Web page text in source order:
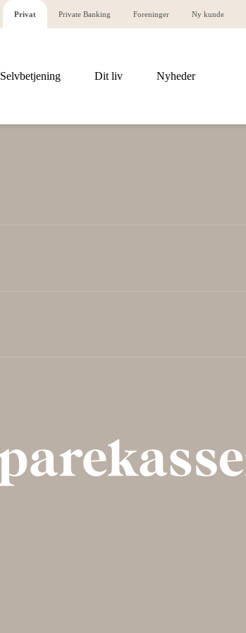
Privat Private Banking Foreninger Ny kunde
Selvbetjening Dit liv Nyheder